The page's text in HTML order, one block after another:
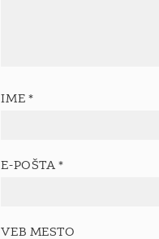
IME *
E-POŠTA *
VEB MESTO